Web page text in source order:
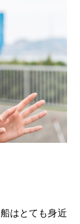
はとても身近